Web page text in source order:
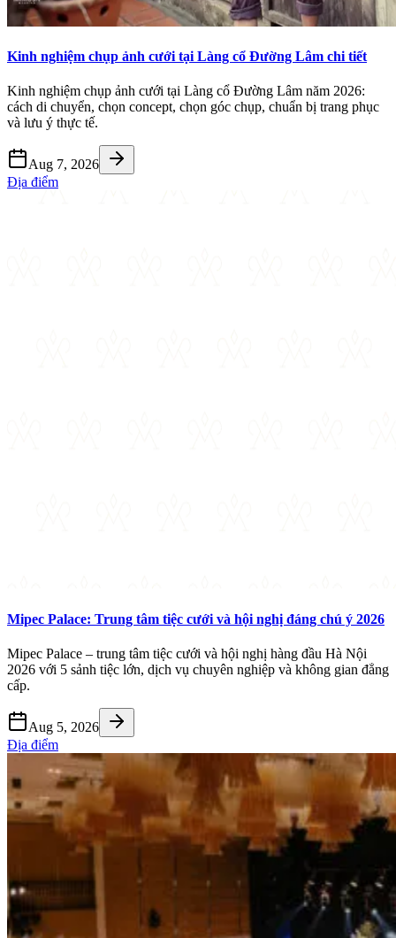
Kinh nghiệm chụp ảnh cưới tại Làng cổ Đường Lâm chi tiết
Kinh nghiệm chụp ảnh cưới tại Làng cổ Đường Lâm năm 2026:
cách di chuyển, chọn concept, chọn góc chụp, chuẩn bị trang phục
và lưu ý thực tế.
Aug 7, 2026
Địa điểm
Mipec Palace: Trung tâm tiệc cưới và hội nghị đáng chú ý 2026
Mipec Palace – trung tâm tiệc cưới và hội nghị hàng đầu Hà Nội
2026 với 5 sảnh tiệc lớn, dịch vụ chuyên nghiệp và không gian đẳng
cấp.
Aug 5, 2026
Địa điểm